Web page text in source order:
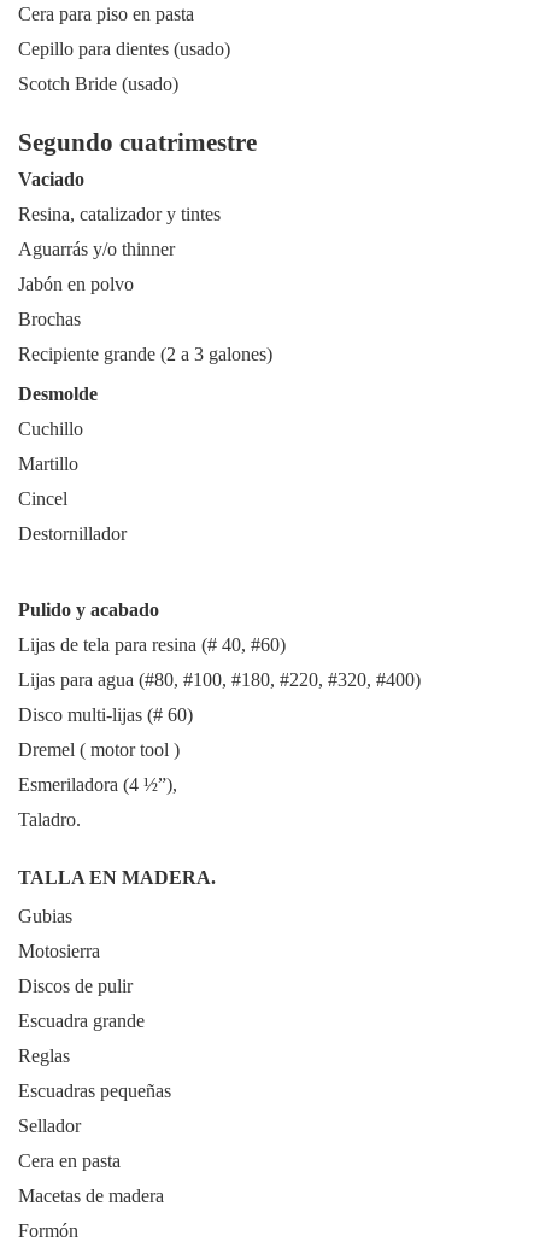
Cera para piso en pasta
Cepillo para dientes (usado)
Scotch Bride (usado)
Segundo cuatrimestre
Vaciado
Resina, catalizador y tintes
Aguarrás y/o thinner
Jabón en polvo
Brochas
Recipiente grande (2 a 3 galones)
Desmolde
Cuchillo
Martillo
Cincel
Destornillador
Pulido y acabado
Lijas de tela para resina (# 40, #60)
Lijas para agua (#80, #100, #180, #220, #320, #400)
Disco multi-lijas (# 60)
Dremel ( motor tool )
Esmeriladora (4 ½”),
Taladro.
TALLA EN MADERA.
Gubias
Motosierra
Discos de pulir
Escuadra grande
Reglas
Escuadras pequeñas
Sellador
Cera en pasta
Macetas de madera
Formón